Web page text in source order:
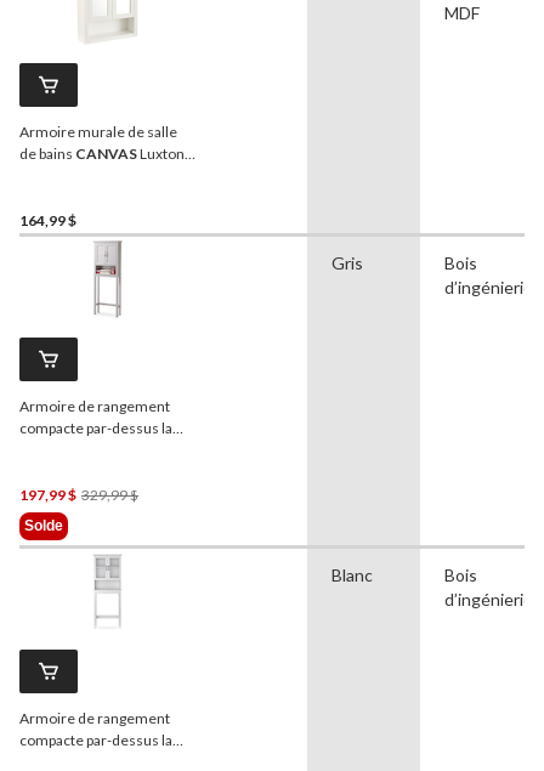
Armoire murale de salle
de bains CANVASLuxton,
164,99 $
MDF
Armoire de rangement
compacte par-dessus la
197,99 $ 329,99 $Prix
329,99 $
Solde
Gris
Bois
d’ingénierie
Armoire de rangement
compacte par-dessus la
Blanc
Bois
d’ingénierie